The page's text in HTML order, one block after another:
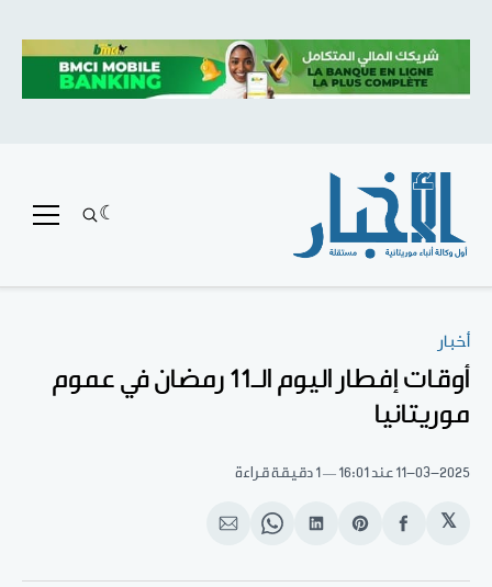
أخبار
أوقات إفطار اليوم الـ11 رمضان في عموم
موريتانيا
11-03-2025 عند 16:01 1 دقيقة قراءة
𝕏
انشر
الفيسبوك
Share
Pinterest
انشر
لينكد
Share
WhatsApp
انشر
الإيميل